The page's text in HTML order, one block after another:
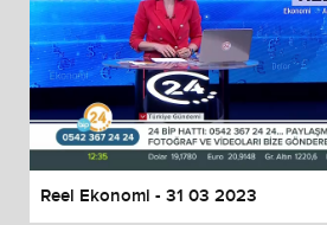
Reel Ekonomi - 31 03 2023